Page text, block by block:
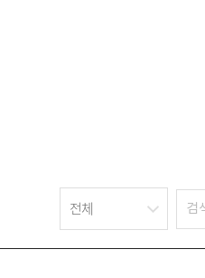
전체